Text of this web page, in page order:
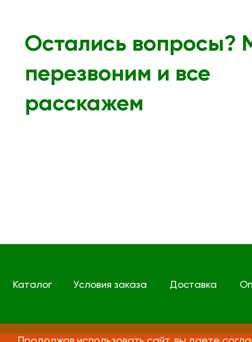
Остались вопросы?
перезвоним и все
расскажем
Каталог Условия заказа Доставка